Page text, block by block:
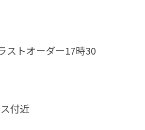
ストオーダー17時30
付近